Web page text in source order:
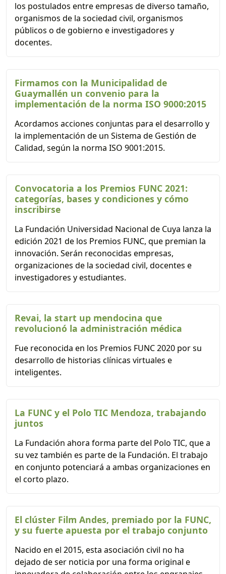
los postulados entre empresas de diverso tamaño,
organismos de la sociedad civil, organismos
públicos o de gobierno e investigadores y
docentes.
Firmamos con la Municipalidad de
Guaymallén un convenio para la
implementación de la norma ISO 9000:2015
Acordamos acciones conjuntas para el desarrollo y
la implementación de un Sistema de Gestión de
Calidad, según la norma ISO 9001:2015.
Convocatoria a los Premios FUNC 2021:
categorías, bases y condiciones y cómo
inscribirse
La Fundación Universidad Nacional de Cuya lanza la
edición 2021 de los Premios FUNC, que premian la
innovación. Serán reconocidas empresas,
organizaciones de la sociedad civil, docentes e
investigadores y estudiantes.
Revai, la start up mendocina que
revolucionó la administración médica
Fue reconocida en los Premios FUNC 2020 por su
desarrollo de historias clínicas virtuales e
inteligentes.
La FUNC y el Polo TIC Mendoza, trabajando
juntos
La Fundación ahora forma parte del Polo TIC, que a
su vez también es parte de la Fundación. El trabajo
en conjunto potenciará a ambas organizaciones en
el corto plazo.
El clúster Film Andes, premiado por la FUNC,
y su fuerte apuesta por el trabajo conjunto
Nacido en el 2015, esta asociación civil no ha
dejado de ser noticia por una forma original e